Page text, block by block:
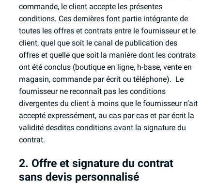
commande, le client accepte les présentes
conditions. Ces dernières font partie intégrante de
toutes les offres et contrats entre le fournisseur et le
client, quel que soit le canal de publication des
offres et quelle que soit la manière dont les contrats
ont été conclus (boutique en ligne, h-base, vente en
magasin, commande par écrit ou téléphone). Le
fournisseur ne reconnaît pas les conditions
divergentes du client à moins que le fournisseur n’ait
accepté expressément, au cas par cas et par écrit la
validité desdites conditions avant la signature du
contrat.
2. Offre et signature du contrat
sans devis personnalisé